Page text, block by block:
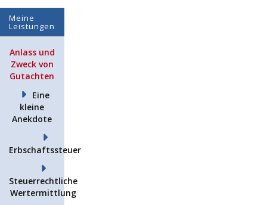
Meine
Leistungen
Anlass und
Zweck von
Gutachten
Eine
kleine
Anekdote
Erbschaftssteuer
Steuerrechtliche
Wertermittlung